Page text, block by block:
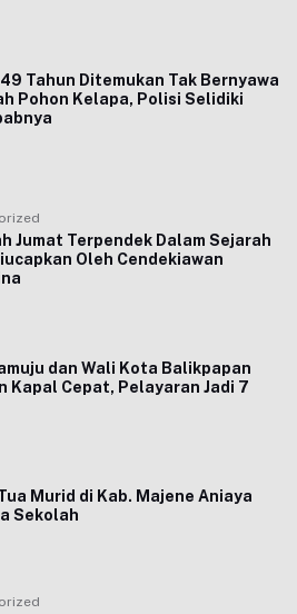
Tahun Ditemukan Tak Bernyawa
Pohon Kelapa, Polisi Selidiki
Jumat Terpendek Dalam Sejarah
Oleh Cendekiawan
dan Wali Kota Balikpapan
Kapal Cepat, Pelayaran Jadi 7
Murid di Kab. Majene Aniaya
Sekolah